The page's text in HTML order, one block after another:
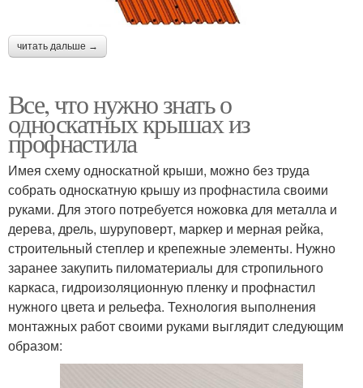
читать дальше →
Все, что нужно знать о
односкатных крышах из
профнастила
Имея схему односкатной крыши, можно без труда
собрать односкатную крышу из профнастила своими
руками. Для этого потребуется ножовка для металла и
дерева, дрель, шуруповерт, маркер и мерная рейка,
строительный степлер и крепежные элементы. Нужно
заранее закупить пиломатериалы для стропильного
каркаса, гидроизоляционную пленку и профнастил
нужного цвета и рельефа. Технология выполнения
монтажных работ своими руками выглядит следующим
образом: